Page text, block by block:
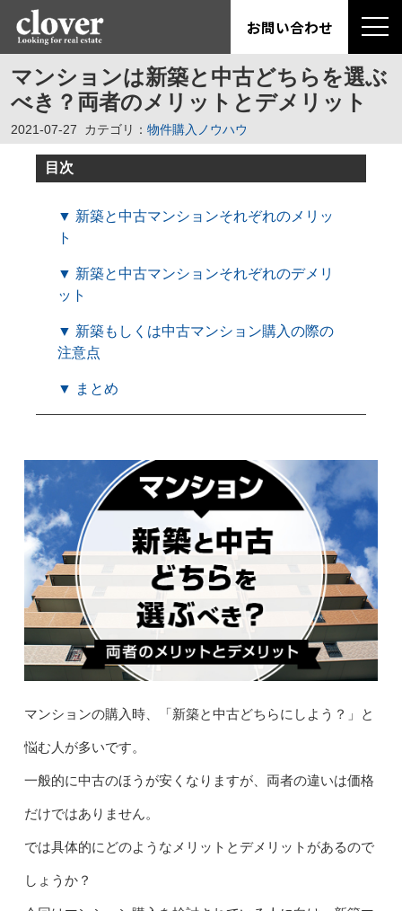
お問い合わせ
マンションは新築と中古どちらを選ぶ
べき？両者のメリットとデメリット
2021-07-27 カテゴリ： 物件購入ノウハウ
目次
▼ 新築と中古マンションそれぞれのメリッ
ト
▼ 新築と中古マンションそれぞれのデメリ
ット
▼ 新築もしくは中古マンション購入の際の
注意点
▼ まとめ
マンションの購入時、「新築と中古どちらにしよう？」と
悩む人が多いです。
一般的に中古のほうが安くなりますが、両者の違いは価格
だけではありません。
では具体的にどのようなメリットとデメリットがあるので
しょうか？